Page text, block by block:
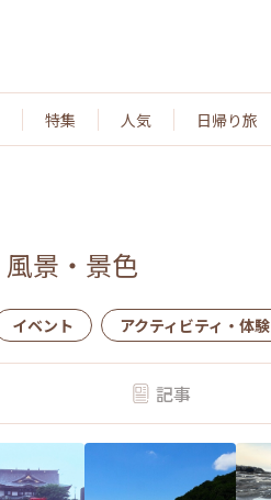
特集 人気 日帰り旅
風景・景色
イベント アクティビティ・体験
記事